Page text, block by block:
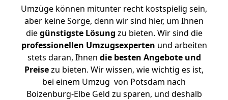
Umzüge können mitunter recht kostspielig sein,
aber keine Sorge, denn wir sind hier, um Ihnen
diegünstigste Lösung zu bieten. Wir sind die
professionellen Umzugsexperten und arbeiten
stets daran, Ihnen die besten Angebote und
Preisezu bieten. Wir wissen, wie wichtig es ist,
bei einem Umzug von Potsdam nach
Boizenburg-Elbe Geld zu sparen, und deshalb